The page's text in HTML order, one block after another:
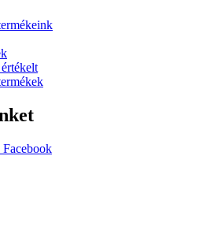
Facebook